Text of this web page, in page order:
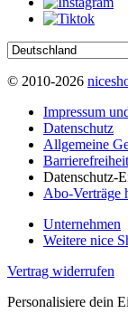
© 2010-2026
Impressum
Datenschutz
Allgemeine
Datenschutz-
Abo-Verträge
Unternehmen
Weitere nice
Vertrag widerrufen
Personalisiere dein